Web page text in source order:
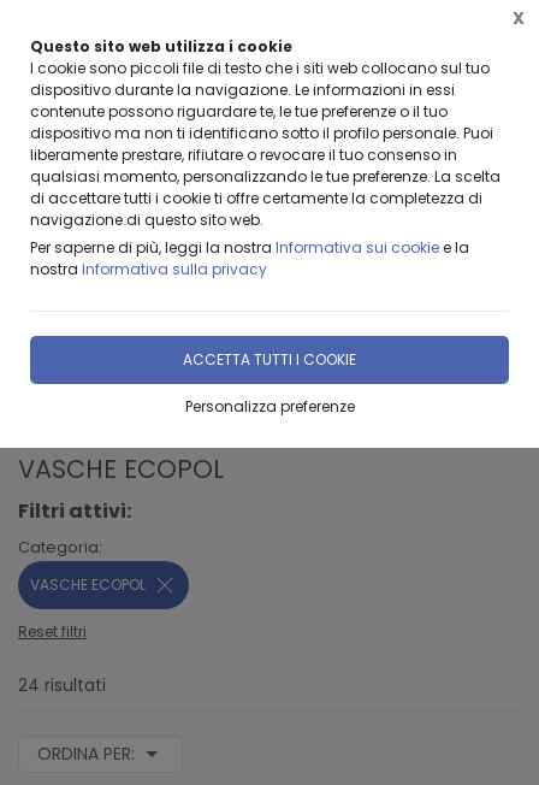
Questo sito web utilizza i cookie
I cookie sono piccoli file di testo che i siti web collocano sul tuo
dispositivo durante la navigazione. Le informazioni in essi
contenute possono riguardare te, le tue preferenze o il tuo
dispositivo ma non ti identificano sotto il profilo personale. Puoi
liberamente prestare, rifiutare o revocare il tuo consenso in
qualsiasi momento, personalizzando le tue preferenze. La scelta
di accettare tutti i cookie ti offre certamente la completezza di
navigazione di questo sito web.
Per saperne di più, leggi la nostra Informativa sui cookiee la
nostra Informativa sulla privacy
ACCETTA TUTTI I COOKIE
Personalizza preferenze
X
BENVENUTI DA LEANZA GROUP
Home Prodotti & Servizi VASCHE ECOPOL
FILTRA
VASCHE ECOPOL
Filtri attivi:
Categoria:
VASCHE ECOPOL
Reset filtri
24 risultati
ORDINA PER: